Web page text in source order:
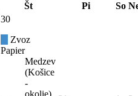
Št Pi So
30
Zvoz
Papier
Medzev
(Košice
-